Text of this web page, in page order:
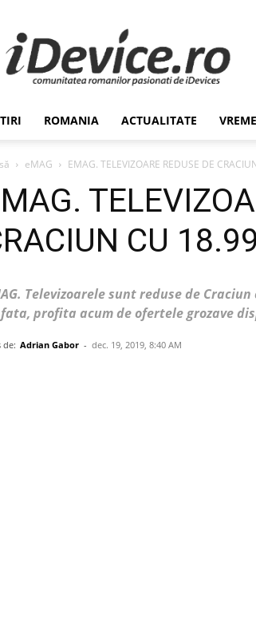
Stiri
de
Ultima
Ora
Romania,
Economie,
–
iDevice.ro
ROMANIA ACTUALITATE
eMAG EMAG. TELEVIZOARE REDUSE DE
CU
Televizoarele sunt reduse de
profita acum de ofertele grozave
de: Adrian Gabor - dec. 19, 2019, 8:40 AM